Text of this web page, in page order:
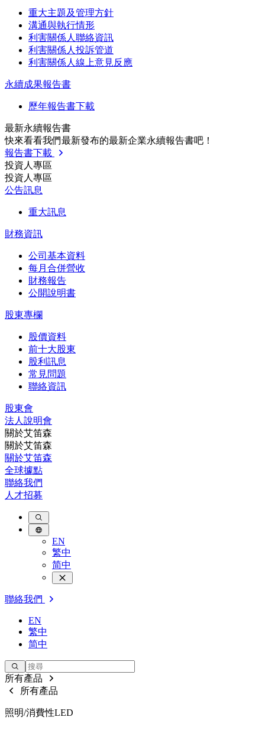
重大主題及管理方針
溝通與執行情形
利害關係人聯絡資訊
利害關係人投訴管道
利害關係人線上意見反應
永續成果報告書
歷年報告書下載
最新永續報告書
快來看看我們最新發布的最新企業永續報告書吧！
報告書下載
投資人專區
投資人專區
公告訊息
重大訊息
財務資訊
公司基本資料
每月合併營收
財務報告
公開說明書
股東專欄
股價資料
前十大股東
股利訊息
常見問題
聯絡資訊
股東會
法⼈說明會
關於艾笛森
關於艾笛森
關於艾笛森
全球據點
聯絡我們
人才招募
EN
繁中
简中
聯絡我們
EN
繁中
简中
所有產品
所有產品
照明/消費性LED